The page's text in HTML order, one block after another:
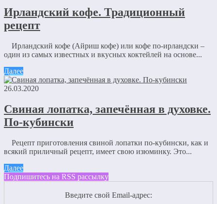
Ирландский кофе. Традиционный
рецепт
Ирландский кофе (Айриш кофе) или кофе по-ирландски –
один из самых известных и вкусных коктейлей на основе...
Далее
26.03.2020
Свиная лопатка, запечённая в духовке.
По-кубински
Рецепт приготовления свиной лопатки по-кубински, как и
всякий приличный рецепт, имеет свою изюминку. Это...
Далее
Подпишитесь на RSS рассылку
Введите свой Email-адрес: